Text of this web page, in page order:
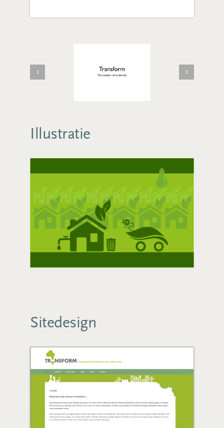
Illustratie
Sitedesign